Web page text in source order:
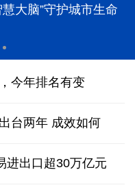
大脑”守护城市生命
今年排名有变
台两年 成效如何
进出口超30万亿元